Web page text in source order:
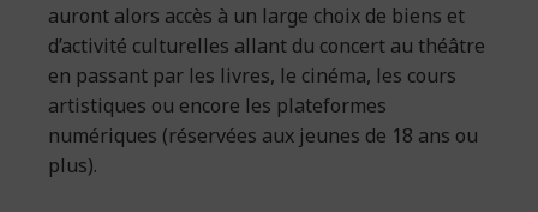
auront alors accès à un large choix de biens et
d’activité culturelles allant du concert au théâtre
en passant par les livres, le cinéma, les cours
artistiques ou encore les plateformes
numériques (réservées aux jeunes de 18 ans ou
plus).